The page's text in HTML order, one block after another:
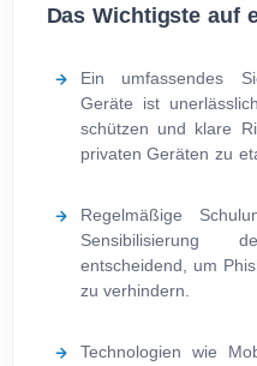
Das Wichtigste auf
Ein umfassendes
Geräte ist
schützen und klare
privaten Geräten zu
Regelmäßige
Sensibilisierung
entscheidend, um
zu verhindern.
Technologien wie